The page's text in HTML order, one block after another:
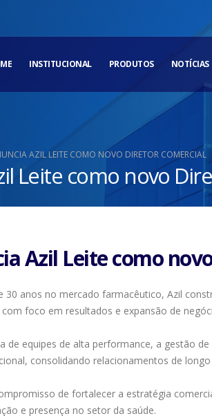
INSTITUCIONAL PRODUTOS NOTÍCIAS
AZIL LEITE COMO NOVO DIRETOR COMERCIAL
Leite como novo
Azil Leite como
anos no mercado farmacêutico, Azil
foco em resultados e expansão de
de equipes de alta performance, a gestão
consolidando relacionamentos de
de fortalecer a estratégia
e presença no setor da saúde.